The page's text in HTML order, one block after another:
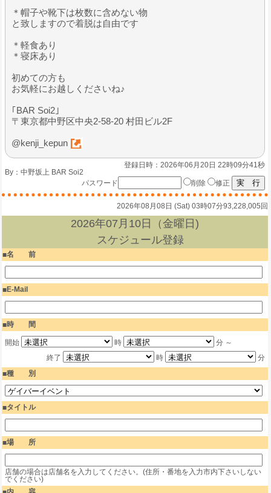
＊帽子や靴下は枚数に含めない物
と致しますので着脱は自由です
＊軽食あり
＊寝床あり
初めての方も
お気軽にお越しくださいね♪
｢BAR Soi2｣
〒東京都中野区中央2-58-20 村田ビル2F
@kenji_kepun
登録日時：2026年06月20日 22時09分41秒
By： 中野坂上 BAR Soi2
パスワード
削除 修正
2026年08月08日 (Sat) 03時07分93,228,005回
2026年07月10日（金曜日)
スケジュール登録
名 前
E-Mail
時 間
開始 時
分 ～
終了
時
分
種 別
タイトル
場 所
店舗の場合は店舗名を入力してください。(住所・番地を入力市内下さいしない
でください)